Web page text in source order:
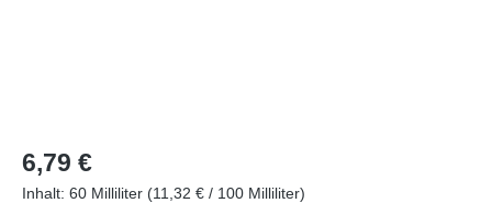
Regulärer Preis:
6,79 €
Inhalt: 60 Milliliter (11,32 € / 100 Milliliter)